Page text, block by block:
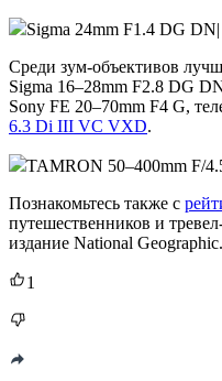
Sigma 24mm F1.4 DG
Среди зум-объективов
Sigma 16–28mm F2.8 DG
Sony FE 20–70mm F4 G,
6.3 Di III VC VXD.
TAMRON 50–400mm F/
Познакомьтесь также с
путешественников и
издание National Geographic.
1